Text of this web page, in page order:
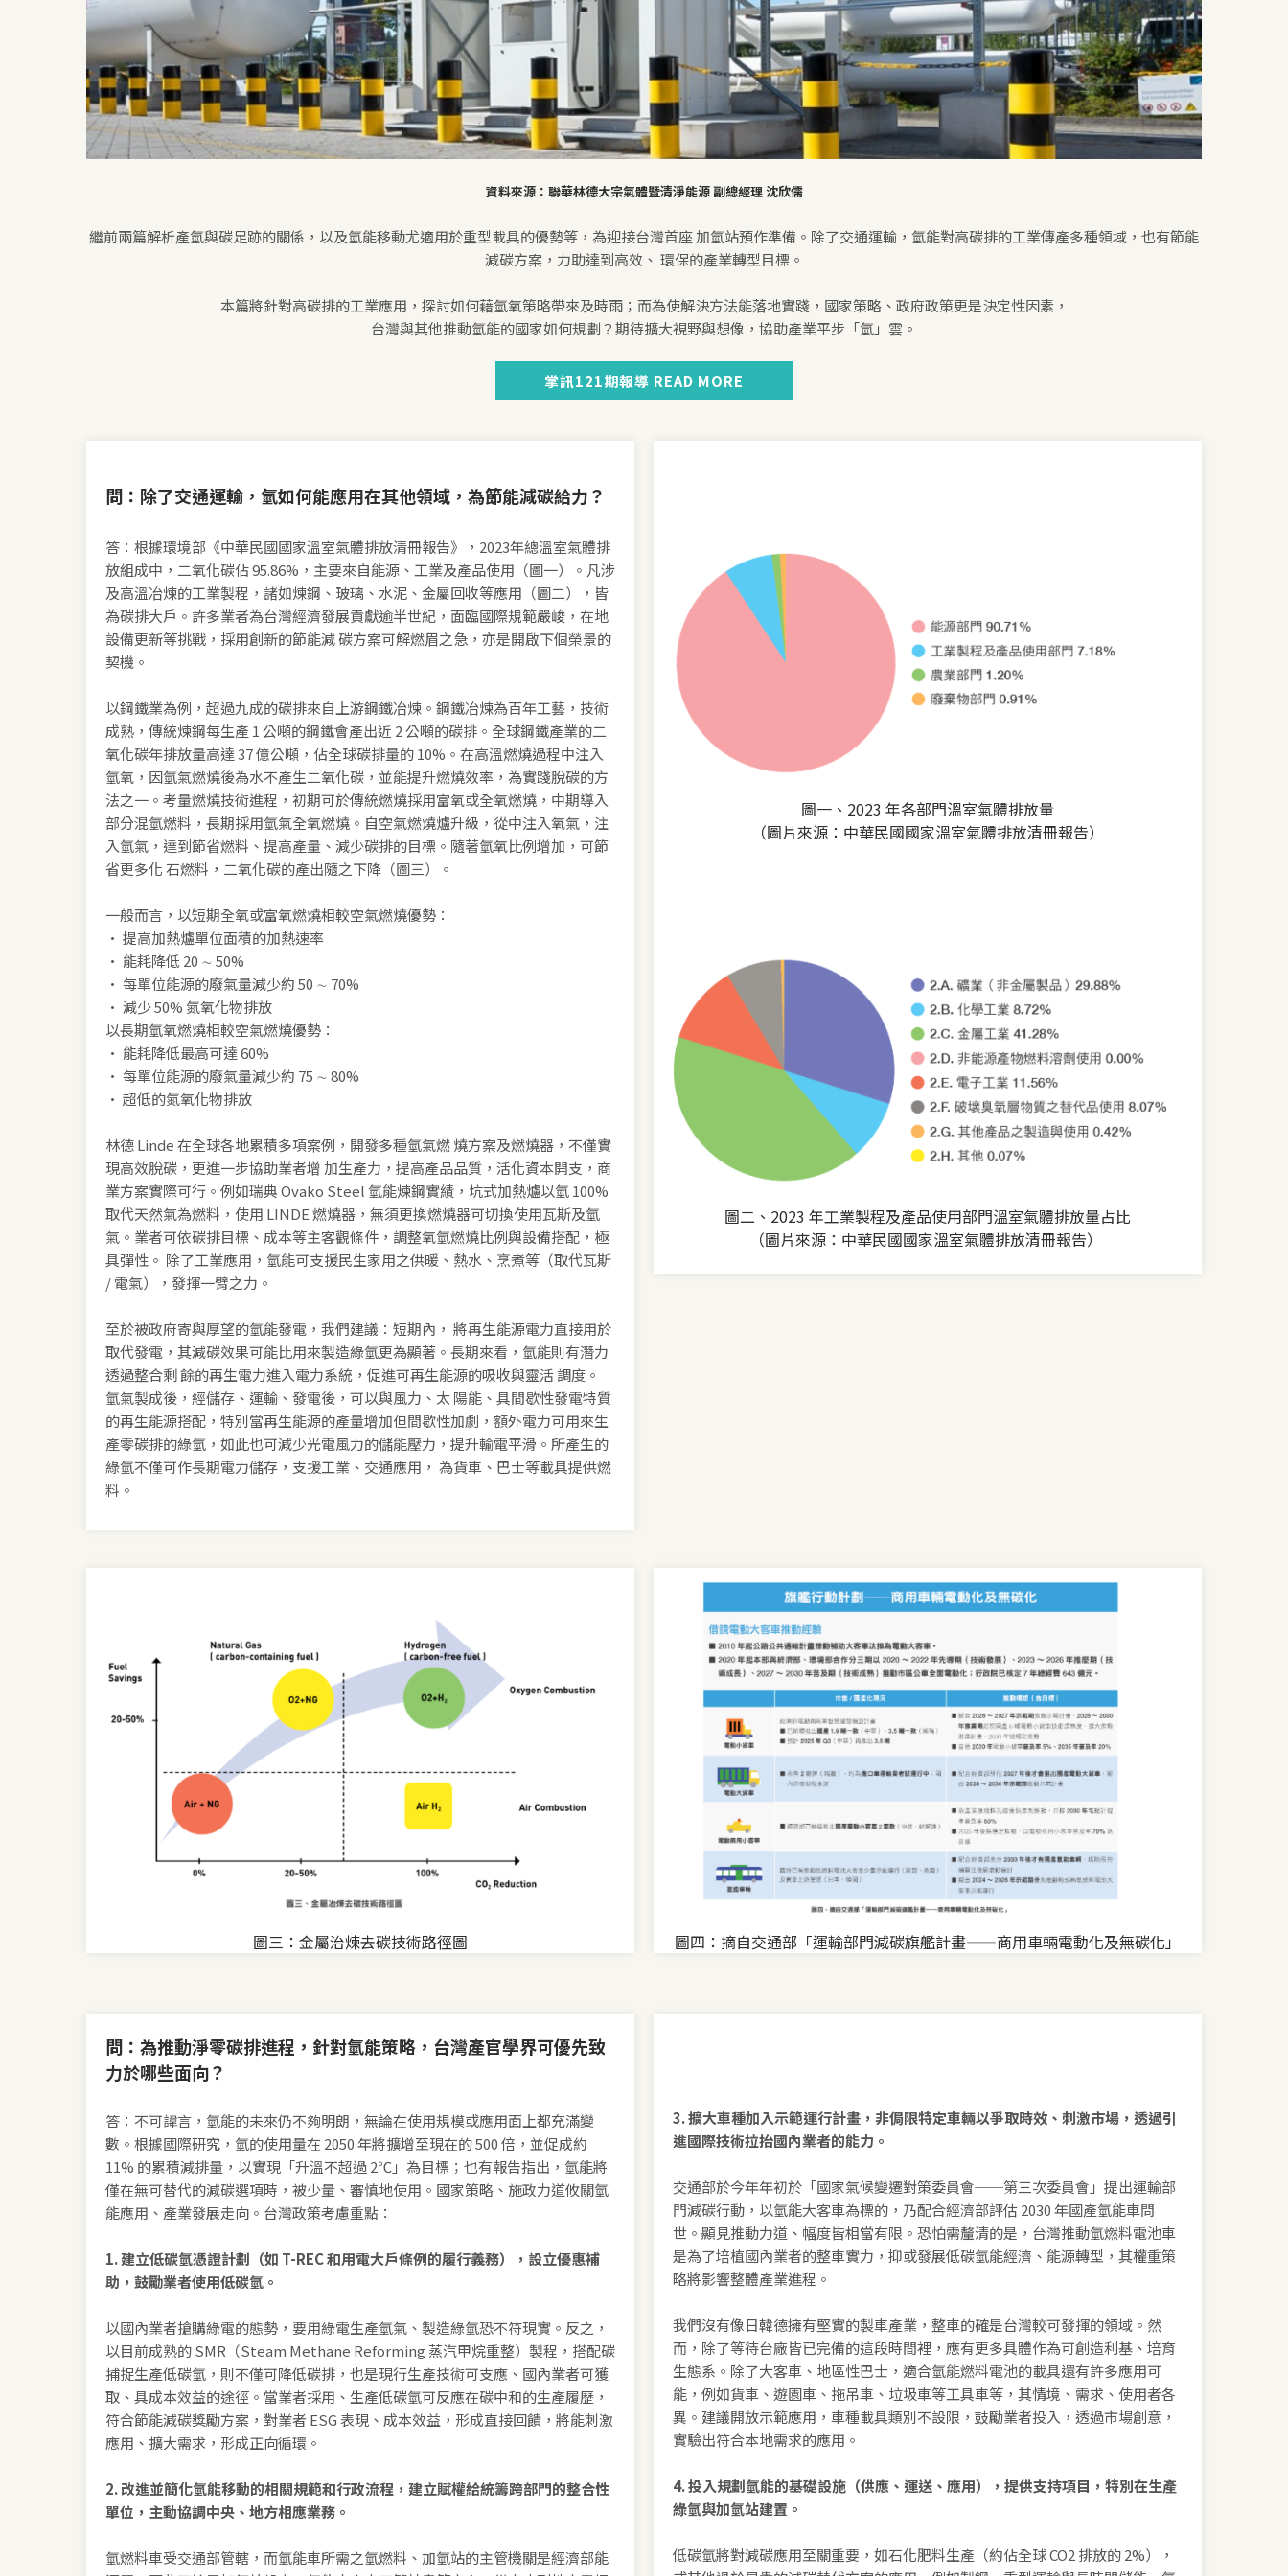
資料來源：聯華林德大宗氣體暨清淨能源 副總經理 沈欣儒
繼前兩篇解析產氫與碳足跡的關係，以及氫能移動尤適用於重型載具的優勢等，為迎接台灣首座 加氫站預作準備。除了交通運輸，氫能對高碳排的工業傳產多種領域，也有節能
減碳方案，力助達到高效、 環保的產業轉型目標。
本篇將針對高碳排的工業應用，探討如何藉氫氧策略帶來及時雨；而為使解決方法能落地實踐，國家策略、政府政策更是決定性因素，
台灣與其他推動氫能的國家如何規劃？期待擴大視野與想像，協助產業平步「氫」雲。
掌訊121期報導 READ MORE
問：除了交通運輸，氫如何能應用在其他領域，為節能減碳給力？
答：根據環境部《中華民國國家溫室氣體排放清冊報告》，2023年總溫室氣體排
放組成中，二氧化碳佔 95.86%，主要來自能源、工業及產品使用（圖一）。凡涉
及高溫冶煉的工業製程，諸如煉鋼、玻璃、水泥、金屬回收等應用（圖二），皆
為碳排大戶。許多業者為台灣經濟發展貢獻逾半世紀，面臨國際規範嚴峻，在地
設備更新等挑戰，採用創新的節能減 碳方案可解燃眉之急，亦是開啟下個榮景的
契機。
以鋼鐵業為例，超過九成的碳排來自上游鋼鐵冶煉。鋼鐵冶煉為百年工藝，技術
成熟，傳統煉鋼每生產 1 公噸的鋼鐵會產出近 2 公噸的碳排。全球鋼鐵產業的二
氧化碳年排放量高達 37 億公噸，佔全球碳排量的 10%。在高溫燃燒過程中注入
氫氧，因氫氣燃燒後為水不產生二氧化碳，並能提升燃燒效率，為實踐脫碳的方
法之一。考量燃燒技術進程，初期可於傳統燃燒採用富氧或全氧燃燒，中期導入
部分混氫燃料，長期採用氫氣全氧燃燒。自空氣燃燒爐升級，從中注入氧氣，注
入氫氣，達到節省燃料、提高產量、減少碳排的目標。隨著氫氧比例增加，可節
省更多化 石燃料，二氧化碳的產出隨之下降（圖三）。
一般而言，以短期全氧或富氧燃燒相較空氣燃燒優勢：
• 提高加熱爐單位面積的加熱速率
• 能耗降低 20 ∼ 50%
• 每單位能源的廢氣量減少約 50 ∼ 70%
• 減少 50% 氮氧化物排放
以長期氫氧燃燒相較空氣燃燒優勢：
• 能耗降低最高可達 60%
• 每單位能源的廢氣量減少約 75 ∼ 80%
• 超低的氮氧化物排放
林德 Linde 在全球各地累積多項案例，開發多種氫氣燃 燒方案及燃燒器，不僅實
現高效脫碳，更進一步協助業者增 加生產力，提高產品品質，活化資本開支，商
業方案實際可行。例如瑞典 Ovako Steel 氫能煉鋼實績，坑式加熱爐以氫 100%
取代天然氣為燃料，使用 LINDE 燃燒器，無須更換燃燒器可切換使用瓦斯及氫
氣。業者可依碳排目標、成本等主客觀條件，調整氧氫燃燒比例與設備搭配，極
具彈性。 除了工業應用，氫能可支援民生家用之供暖、熱水、烹煮等（取代瓦斯
/ 電氣），發揮一臂之力。
至於被政府寄與厚望的氫能發電，我們建議：短期內， 將再生能源電力直接用於
取代發電，其減碳效果可能比用來製造綠氫更為顯著。長期來看，氫能則有潛力
透過整合剩 餘的再生電力進入電力系統，促進可再生能源的吸收與靈活 調度。
氫氣製成後，經儲存、運輸、發電後，可以與風力、太 陽能、具間歇性發電特質
的再生能源搭配，特別當再生能源的產量增加但間歇性加劇，額外電力可用來生
產零碳排的綠氫，如此也可減少光電風力的儲能壓力，提升輸電平滑。所產生的
綠氫不僅可作長期電力儲存，支援工業、交通應用， 為貨車、巴士等載具提供燃
料。
圖一、2023 年各部門溫室氣體排放量
（圖片來源：中華民國國家溫室氣體排放清冊報告）
圖二、2023 年工業製程及產品使用部門溫室氣體排放量占比
（圖片來源：中華民國國家溫室氣體排放清冊報告）
圖三：金屬治煉去碳技術路徑圖 圖四：摘自交通部「運輸部門減碳旗艦計畫——商用車輛電動化及無碳化」
問：為推動淨零碳排進程，針對氫能策略，台灣產官學界可優先致
力於哪些面向？
答：不可諱言，氫能的未來仍不夠明朗，無論在使用規模或應用面上都充滿變
數。根據國際研究，氫的使用量在 2050 年將擴增至現在的 500 倍，並促成約
11% 的累積減排量，以實現「升溫不超過 2℃」為目標；也有報告指出，氫能將
僅在無可替代的減碳選項時，被少量、審慎地使用。國家策略、施政力道攸關氫
能應用、產業發展走向。台灣政策考慮重點：
1. 建立低碳氫憑證計劃（如 T-REC 和用電大戶條例的履行義務），設立優惠補
助，鼓勵業者使用低碳氫。
以國內業者搶購綠電的態勢，要用綠電生產氫氣、製造綠氫恐不符現實。反之，
以目前成熟的 SMR（Steam Methane Reforming 蒸汽甲烷重整）製程，搭配碳
捕捉生產低碳氫，則不僅可降低碳排，也是現行生產技術可支應、國內業者可獲
取、具成本效益的途徑。當業者採用、生產低碳氫可反應在碳中和的生產履歷，
符合節能減碳獎勵方案，對業者 ESG 表現、成本效益，形成直接回饋，將能刺激
應用、擴大需求，形成正向循環。
2. 改進並簡化氫能移動的相關規範和行政流程，建立賦權給統籌跨部門的整合性
單位，主動協調中央、地方相應業務。
氫燃料車受交通部管轄，而氫能車所需之氫燃料、加氫站的主管機關是經濟部能
3. 擴大車種加入示範運行計畫，非侷限特定車輛以爭取時效、刺激市場，透過引
進國際技術拉抬國內業者的能力。
交通部於今年年初於「國家氣候變遷對策委員會──第三次委員會」提出運輸部
門減碳行動，以氫能大客車為標的，乃配合經濟部評估 2030 年國產氫能車問
世。顯見推動力道、幅度皆相當有限。恐怕需釐清的是，台灣推動氫燃料電池車
是為了培植國內業者的整車實力，抑或發展低碳氫能經濟、能源轉型，其權重策
略將影響整體產業進程。
我們沒有像日韓德擁有堅實的製車產業，整車的確是台灣較可發揮的領域。然
而，除了等待台廠皆已完備的這段時間裡，應有更多具體作為可創造利基、培育
生態系。除了大客車、地區性巴士，適合氫能燃料電池的載具還有許多應用可
能，例如貨車、遊園車、拖吊車、垃圾車等工具車等，其情境、需求、使用者各
異。建議開放示範應用，車種載具類別不設限，鼓勵業者投入，透過市場創意，
實驗出符合本地需求的應用。
4. 投入規劃氫能的基礎設施（供應、運送、應用），提供支持項目，特別在生產
綠氫與加氫站建置。
低碳氫將對減碳應用至關重要，如石化肥料生產（約佔全球 CO2 排放的 2%），